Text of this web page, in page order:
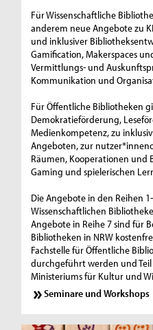
Für Wissenschaftliche
anderem neue Angebote zu
und inklusiver
Gamification, Makerspaces
Vermittlungs- und
Kommunikation und
Für Öffentliche Bibliotheken
Demokratieförderung,
Medienkompetenz, zu
Angeboten, zur
Räumen, Kooperationen und
Gaming und spielerischen
Die Angebote in den Reihen
Wissenschaftlichen
Angebote in Reihe 7 sind für
Bibliotheken in NRW
Fachstelle für Öffentliche
durchgeführt werden und
Ministeriums für Kultur und
Seminare und Workshops